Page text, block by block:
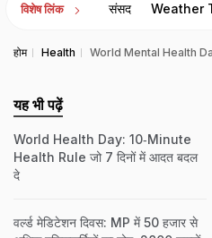
विशेष लिंक संसद Weather
होम Health World Mental Health
यह भी पढ़ें
World Health Day: 10‑Minute
Health Rule जो 7 दिनों में आदत बदल
दे
वर्ल्ड मेडिटेशन दिवस: MP में 50 हजार से